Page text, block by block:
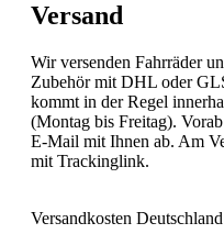
Versand
Wir versenden Fahrräder
Zubehör mit DHL oder
kommt in der Regel
(Montag bis Freitag).
E-Mail mit Ihnen ab. Am
mit Trackinglink.
Versandkosten